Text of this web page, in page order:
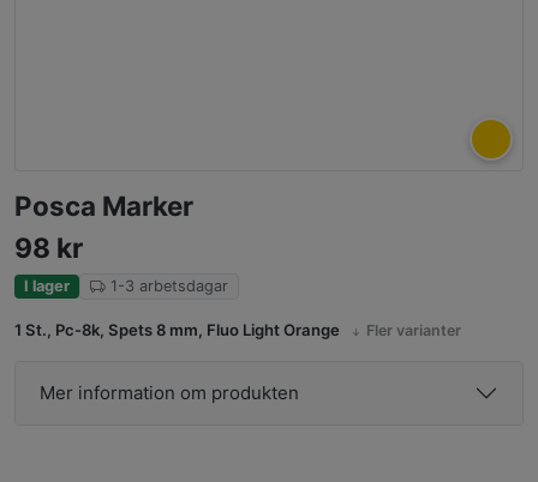
Posca Marker
98 kr
I lager 1-3 arbetsdagar
1 St., Pc-8k, Spets 8 mm, Fluo Light Orange Fler varianter
Mer information om produkten